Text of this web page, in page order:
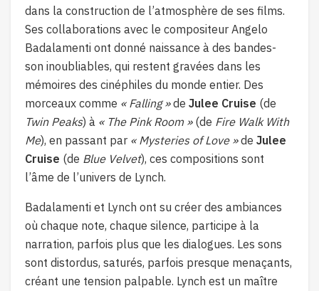
dans la construction de l’atmosphère de ses films.
Ses collaborations avec le compositeur Angelo
Badalamenti ont donné naissance à des bandes-
son inoubliables, qui restent gravées dans les
mémoires des cinéphiles du monde entier. Des
morceaux comme « Falling »de Julee Cruise (de
Twin Peaks) à « The Pink Room »(de Fire Walk With
Me), en passant par « Mysteries of Love »de Julee
Cruise (de Blue Velvet), ces compositions sont
l’âme de l’univers de Lynch.
Badalamenti et Lynch ont su créer des ambiances
où chaque note, chaque silence, participe à la
narration, parfois plus que les dialogues. Les sons
sont distordus, saturés, parfois presque menaçants,
créant une tension palpable. Lynch est un maître